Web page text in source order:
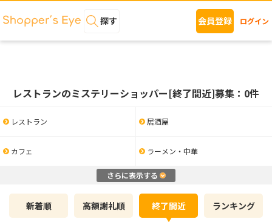
探す 会員登録 ログイン
レストランのミステリーショッパー[終了間近]募集：0件
レストラン 居酒屋
カフェ ラーメン・中華
さらに表示する
新着順 高額謝礼順 終了間近 ランキング